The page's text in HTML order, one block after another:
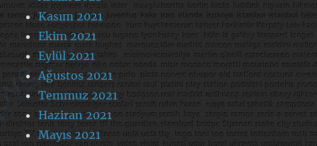
Kasım 2021
Ekim 2021
Eylül 2021
Ağustos 2021
Temmuz 2021
Haziran 2021
Mayıs 2021